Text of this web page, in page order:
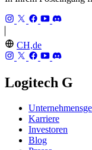
CH,de
Logitech G
Karriere
Investoren
Blog